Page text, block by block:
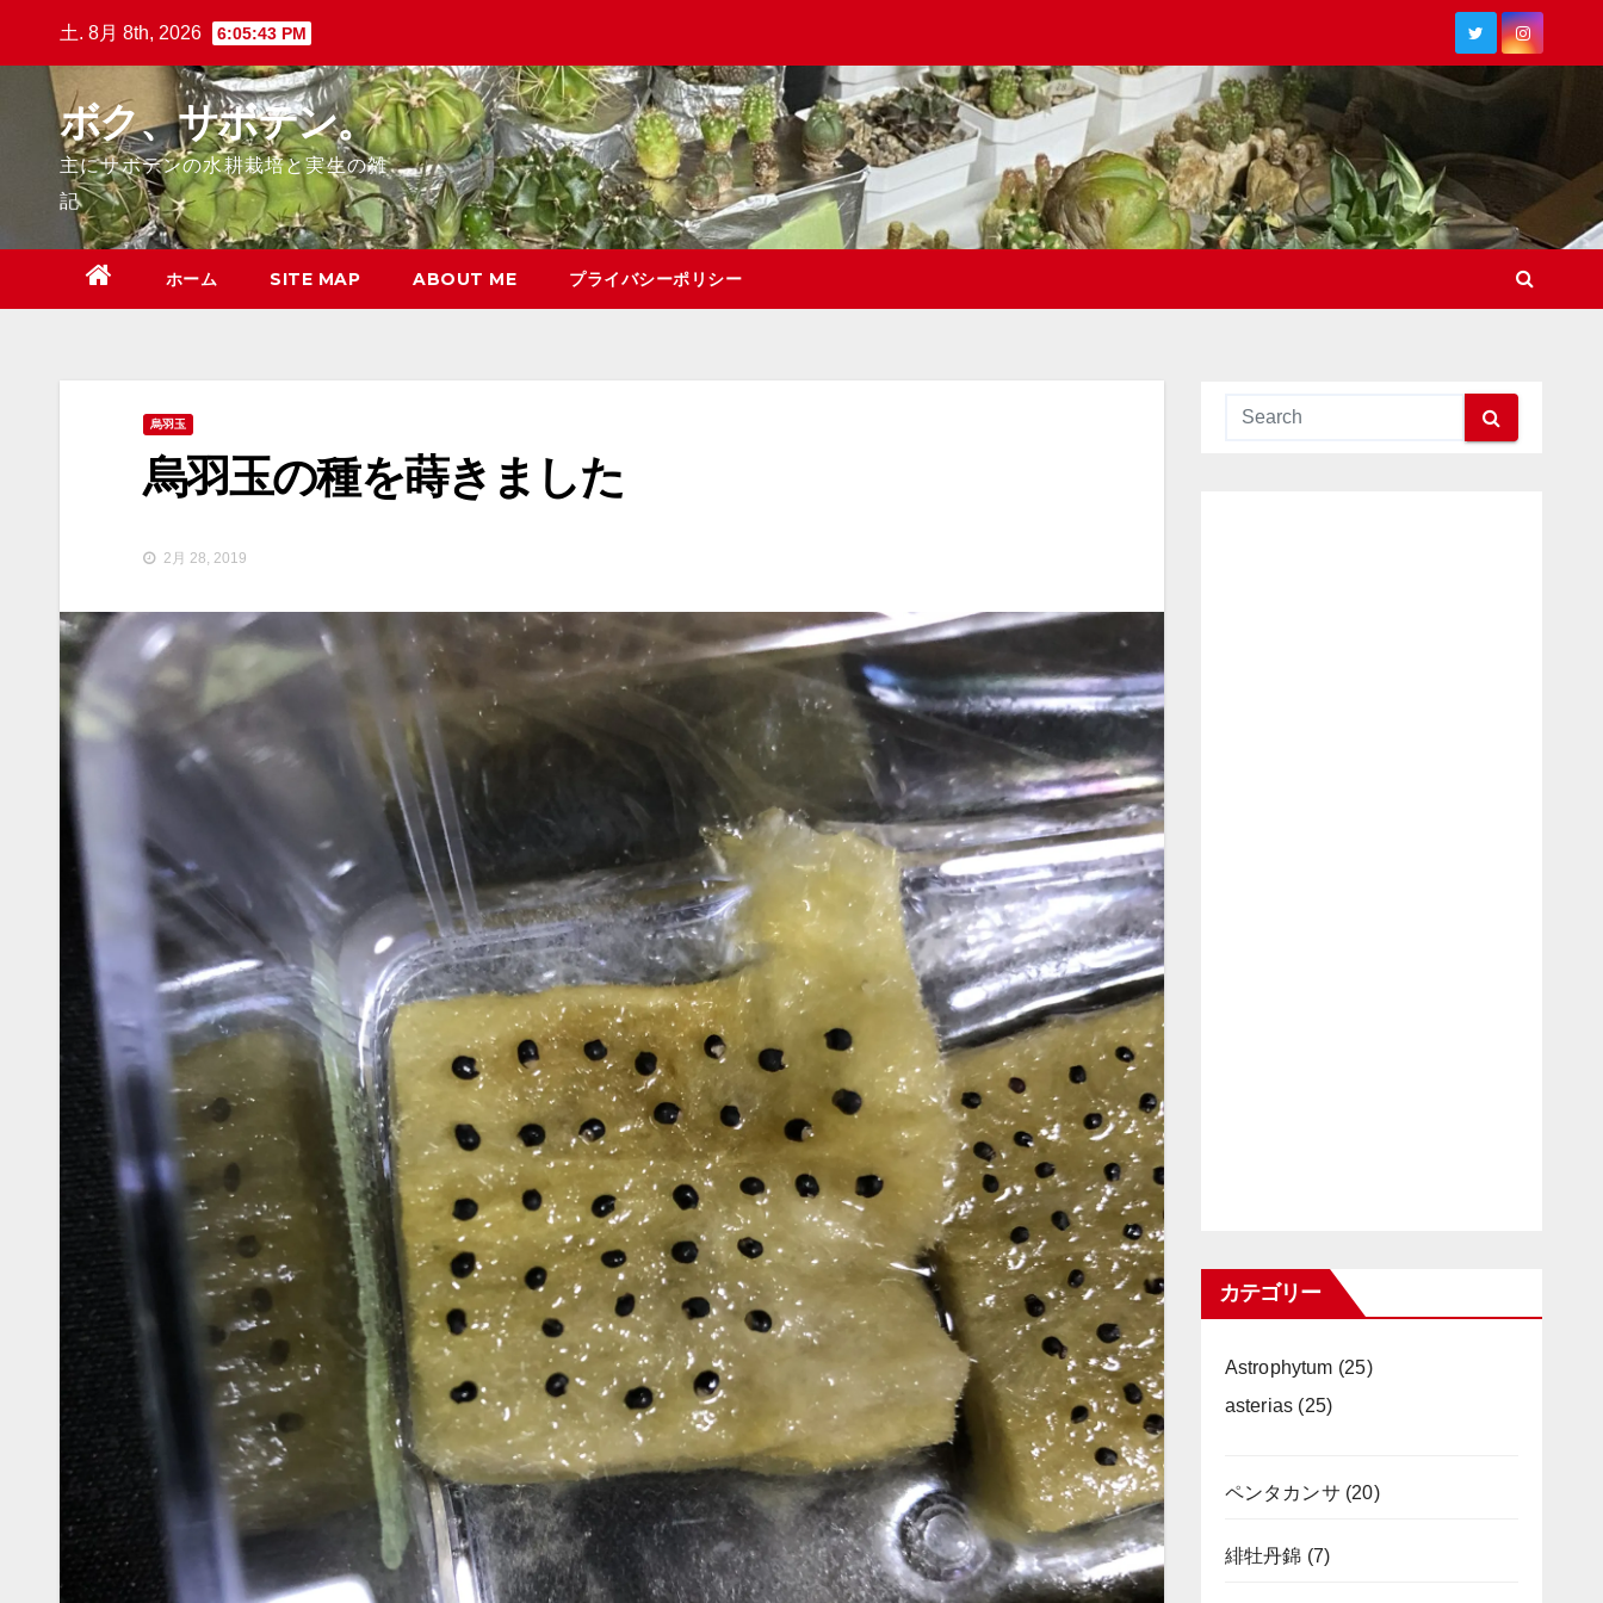
content
土. 8月 8th, 2026 6:05:45 PM
ボク、サボテン。
主にサボテンの水耕栽培と実生の雑
記
ホーム SITE MAP ABOUT ME プライバシーポリシー
烏羽玉
烏羽玉の種を蒔きました
2月 28, 2019
カテゴリー
Astrophytum (25)
asterias (25)
ペンタカンサ (20)
緋牡丹錦 (7)